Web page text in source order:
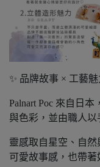
✨ 品牌故事 × 工藝魅
Palnart Poc 來自日
與色彩，並由職人以
靈感取自星空、自
可愛故事感，也帶著